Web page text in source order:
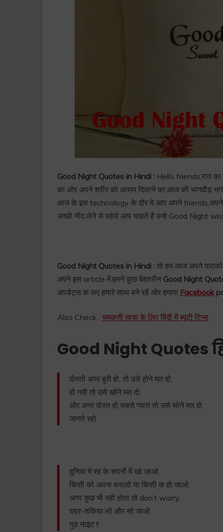
Good Night Quotes in Hindi : Hello friends,रात का
का ओर अपने शरीर को आराम दिलाने का.आज की भागदौड़
आज के इस technology के दौर मे आप अपने friends,अपने
अच्छी नींद लेने से पहेले आप चाहते है उन्हे Good Night
Good Night Quotes in Hindi : तो हम आज अपने
अपने इस article में.हमने कुछ बेहतरीन Good Night
अपडेट्स क लए हमारे साथ बने रहें ओर हमारा Facebook
Also Check : चमकती त्वचा के लिए हिंदी में ब्यूटी टिप्स
Good Night Quotes
दोस्ती अगर बुरी हो, तो उसे होने मत दो,
हो गयी तो उसे खोने मत दो,
और अगर दोस्त हो सबसे प्यारा तो उसे सोने मत दो,
जागते रहो
दुनिया मे रह के सपनों में खो जाओ,
किसी को अपना बनालो या किसी क हो जाओ,
अगर कुछ भी नही होता तो don’t worry
चद्दर-तकिया लो और सो जाओ.
गुड नाइट !!